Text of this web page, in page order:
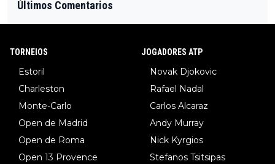
Últimos Comentarios
TORNEIOS
Estoril
Charleston
Monte-Carlo
Open de Madrid
Open de Roma
Open 13 Provence
JOGADORES ATP
Novak Djokovic
Rafael Nadal
Carlos Alcaraz
Andy Murray
Nick Kyrgios
Stefanos Tsitsipas